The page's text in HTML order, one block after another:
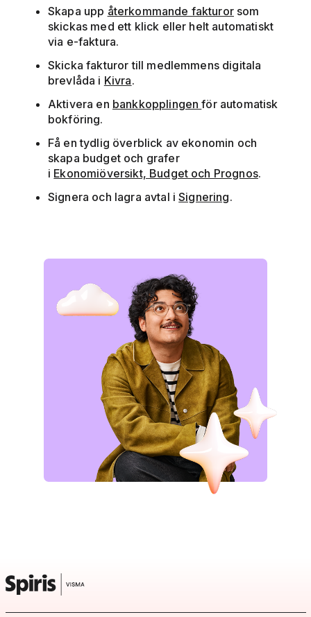
Skapa upp återkommande fakturorsom
skickas med ett klick eller helt automatiskt
via e-faktura.
Skicka fakturor till medlemmens digitala
brevlåda i Kivra.
Aktivera en bankkopplingenför automatisk
bokföring.
Få en tydlig överblick av ekonomin och
skapa budget och grafer
i Ekonomiöversikt, Budget och Prognos.
Signera och lagra avtal iSignering.